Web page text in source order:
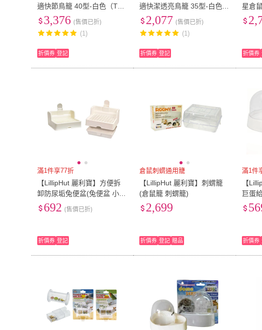
適快節鳥籠 40型-白色（TM
2220）
3,376 (售價已折)
(1)
折價券 登記
適快潔透亮鳥籠 35型-白色(T
M2230)
2,077 (售價已折)
(1)
折價券 登記
星倉
瓶 滾
折價券
滿1件享77折
【LillipHut 麗利寶】方便拆
卸防尿垢兔便盆(兔便盆 小動
物便盆)
692 (售價已折)
折價券 登記
倉鼠刺蝟通用籠
【LillipHut 麗利寶】刺蝟籠
(倉鼠籠 刺蝟籠)
2,699
折價券 登記 贈品
滿1件
【
巨蛋
天竺
折價券